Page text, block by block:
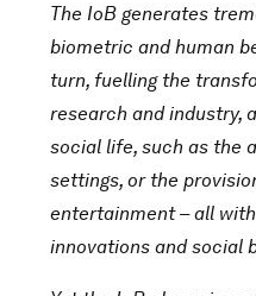
The IoB generates
biometric and human
turn, fuelling the
research and industry,
social life, such as the
settings, or the
entertainment – all
innovations and social